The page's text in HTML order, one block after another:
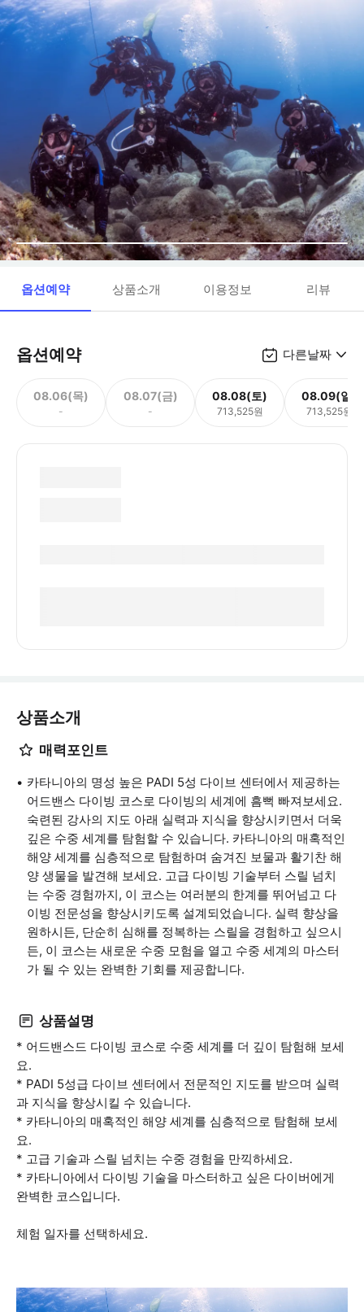
옵션예약 상품소개 이용정보 리뷰
옵션예약 다른날짜
08.06(목)
-
08.07(금)
-
08.08(토)
713,525원
08.09(일)
713,525원
상품소개
매력포인트
카타니아의 명성 높은 PADI 5성 다이브 센터에서 제공하는
어드밴스 다이빙 코스로 다이빙의 세계에 흠뻑 빠져보세요.
숙련된 강사의 지도 아래 실력과 지식을 향상시키면서 더욱
깊은 수중 세계를 탐험할 수 있습니다. 카타니아의 매혹적인
해양 세계를 심층적으로 탐험하며 숨겨진 보물과 활기찬 해
양 생물을 발견해 보세요. 고급 다이빙 기술부터 스릴 넘치
는 수중 경험까지, 이 코스는 여러분의 한계를 뛰어넘고 다
이빙 전문성을 향상시키도록 설계되었습니다. 실력 향상을
원하시든, 단순히 심해를 정복하는 스릴을 경험하고 싶으시
든, 이 코스는 새로운 수중 모험을 열고 수중 세계의 마스터
가 될 수 있는 완벽한 기회를 제공합니다.
상품설명
* 어드밴스드 다이빙 코스로 수중 세계를 더 깊이 탐험해 보세
요.
* PADI 5성급 다이브 센터에서 전문적인 지도를 받으며 실력
과 지식을 향상시킬 수 있습니다.
* 카타니아의 매혹적인 해양 세계를 심층적으로 탐험해 보세
요.
* 고급 기술과 스릴 넘치는 수중 경험을 만끽하세요.
* 카타니아에서 다이빙 기술을 마스터하고 싶은 다이버에게
완벽한 코스입니다.
체험 일자를 선택하세요.